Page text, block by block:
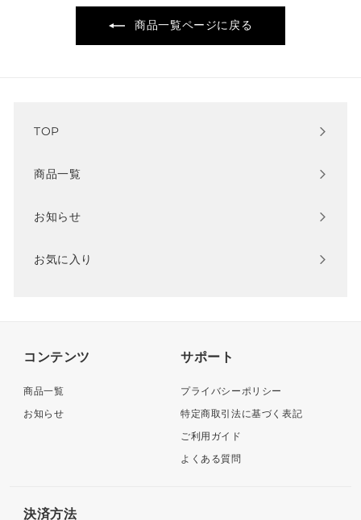
商品一覧ページに戻る
TOP
商品一覧
お知らせ
お気に入り
コンテンツ
商品一覧
お知らせ
サポート
プライバシーポリシー
特定商取引法に基づく表記
ご利用ガイド
よくある質問
決済方法